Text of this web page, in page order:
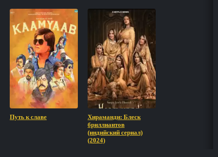
Путь к славе
Хираманди: Блеск
бриллиантов
(индийский сериал)
(2024)